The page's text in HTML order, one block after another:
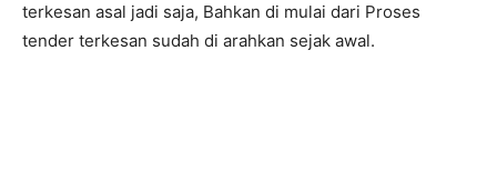
terkesan asal jadi saja, Bahkan di mulai dari Proses
tender terkesan sudah di arahkan sejak awal.